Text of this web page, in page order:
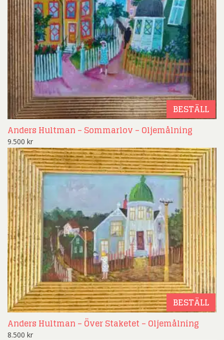
BESTÄLL
Anders Hultman – Sommarlov – Oljemålning
9.500 kr
BESTÄLL
Anders Hultman – Över Staketet – Oljemålning
8.500 kr